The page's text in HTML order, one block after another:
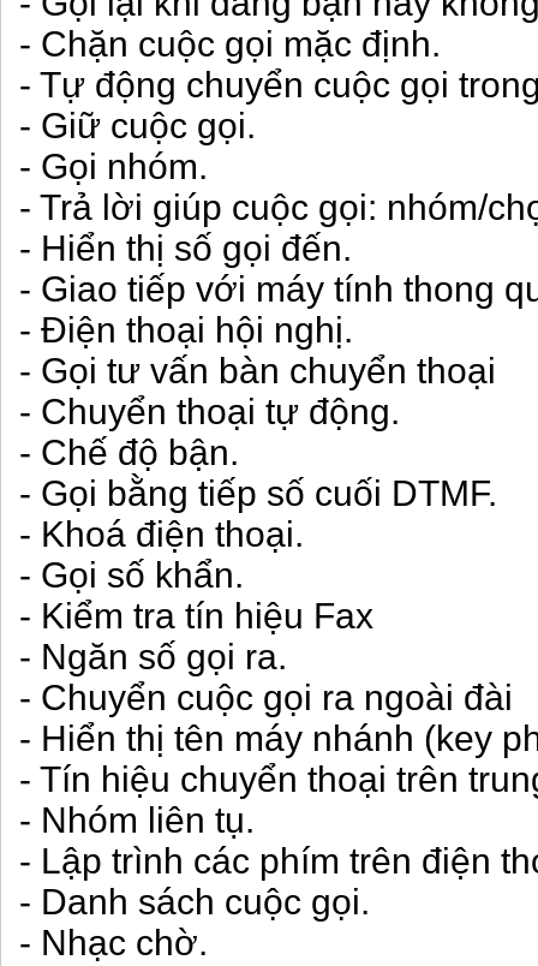
- Chặn cuộc gọi mặc định.
- Tự động chuyển cuộc gọi
- Giữ cuộc gọi.
- Gọi nhóm.
- Trả lời giúp cuộc gọi: nhóm/
- Hiển thị số gọi đến.
- Giao tiếp với máy tính thong
- Điện thoại hội nghị.
- Gọi tư vấn bàn chuyển thoại
- Chuyển thoại tự động.
- Chế độ bận.
- Gọi bằng tiếp số cuối DTMF.
- Khoá điện thoại.
- Gọi số khẩn.
- Kiểm tra tín hiệu Fax
- Ngăn số gọi ra.
- Chuyển cuộc gọi ra ngoài đài
- Hiển thị tên máy nhánh (key
- Tín hiệu chuyển thoại trên
- Nhóm liên tụ.
- Lập trình các phím trên điện
- Danh sách cuộc gọi.
- Nhạc chờ.